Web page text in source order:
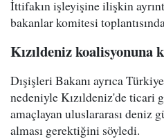
İttifakın işleyişine ilişkin
bakanlar komitesi
Kızıldeniz koalisyonuna
Dışişleri Bakanı ayrıca
nedeniyle Kızıldeniz'de ticari
amaçlayan uluslararası deniz
alması gerektiğini söyledi.